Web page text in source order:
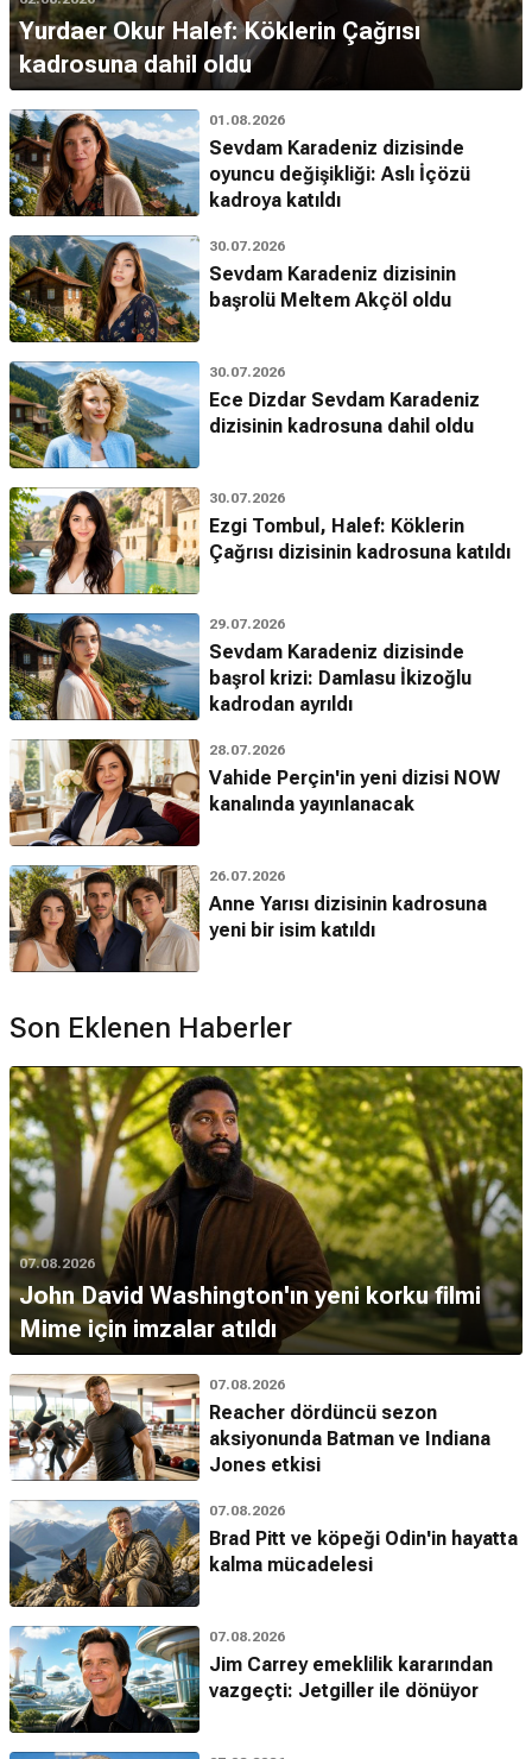
Yurdaer Okur Halef: Köklerin Çağrısı
kadrosuna dahil oldu
01.08.2026
Sevdam Karadeniz dizisinde
oyuncu değişikliği: Aslı İçözü
kadroya katıldı
30.07.2026
Sevdam Karadeniz dizisinin
başrolü Meltem Akçöl oldu
30.07.2026
Ece Dizdar Sevdam Karadeniz
dizisinin kadrosuna dahil oldu
30.07.2026
Ezgi Tombul, Halef: Köklerin
Çağrısı dizisinin kadrosuna katıldı
29.07.2026
Sevdam Karadeniz dizisinde
başrol krizi: Damlasu İkizoğlu
kadrodan ayrıldı
28.07.2026
Vahide Perçin'in yeni dizisi NOW
kanalında yayınlanacak
26.07.2026
Anne Yarısı dizisinin kadrosuna
yeni bir isim katıldı
Son Eklenen Haberler
07.08.2026
John David Washington'ın yeni korku filmi
Mime için imzalar atıldı
07.08.2026
Reacher dördüncü sezon
aksiyonunda Batman ve Indiana
Jones etkisi
07.08.2026
Brad Pitt ve köpeği Odin'in hayatta
kalma mücadelesi
07.08.2026
Jim Carrey emeklilik kararından
vazgeçti: Jetgiller ile dönüyor